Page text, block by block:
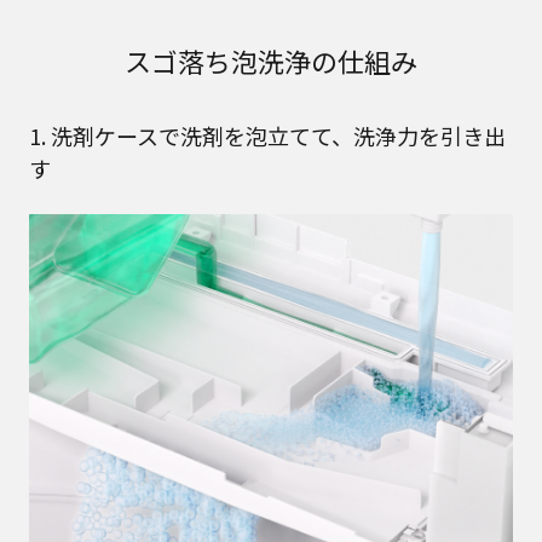
スゴ落ち泡洗浄の仕組み
1. 洗剤ケースで洗剤を泡立てて、洗浄力を引き出
す